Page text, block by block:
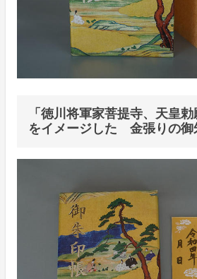
「徳川将軍家菩提寺、天皇勅
をイメージした 金張りの御